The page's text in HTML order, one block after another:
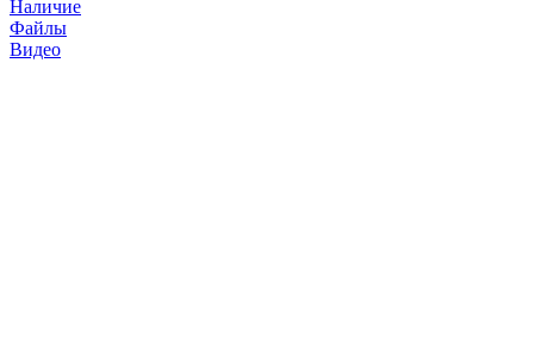
Наличие
Файлы
Видео